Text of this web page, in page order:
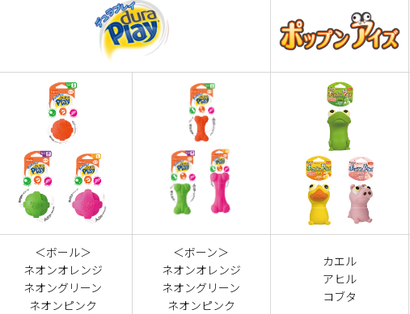
＜ボール＞
ネオンオレンジ
ネオングリーン
ネオンピンク
＜ボーン＞
ネオンオレンジ
ネオングリーン
ネオンピンク
カエル
アヒル
コブタ